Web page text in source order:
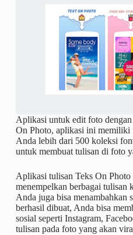
Aplikasi untuk edit foto
On Photo, aplikasi ini memiliki
Anda lebih dari 500 koleksi
untuk membuat tulisan di foto
Aplikasi tulisan Teks On Photo
menempelkan berbagai tulisan
Anda juga bisa menambahkan
berhasil dibuat, Anda bisa
sosial seperti Instagram,
tulisan pada foto yang akan